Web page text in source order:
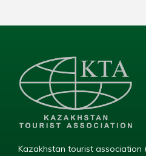
Kazakhstan tourist association